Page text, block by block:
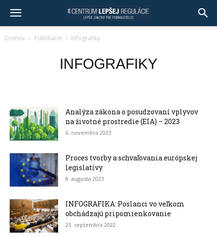
Domov Publikácie Infografiky
INFOGRAFIKY
Analýza zákona o posudzovaní vplyvov
na životné prostredie (EIA) – 2023
6. novembra 2023
Proces tvorby a schvaľovania európskej
legislatívy
8. augusta 2023
INFOGRAFIKA: Poslanci vo veľkom
obchádzajú pripomienkovanie
23. septembra 2022